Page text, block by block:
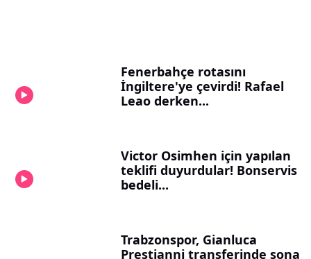
Fenerbahçe rotasını
İngiltere'ye çevirdi! Rafael
Leao derken...
Victor Osimhen için yapılan
teklifi duyurdular! Bonservis
bedeli...
Trabzonspor, Gianluca
Prestianni transferinde sona